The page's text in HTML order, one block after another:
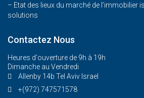
– Etat des lieux du marché de l’immobilier
solutions
Contactez Nous
Heures d'ouverture de 9h à 19h
Dimanche au Vendredi
Allenby 14b Tel Aviv Israel
+(972) 747571578